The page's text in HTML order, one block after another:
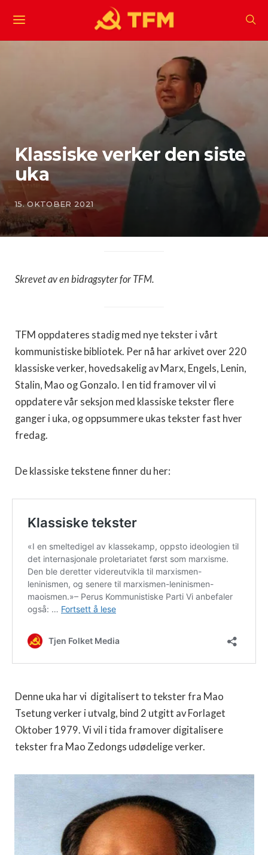
Klassiske verker den siste
uka
15. OKTOBER 2021
Skrevet av en bidragsyter for TFM.
TFM oppdateres stadig med nye tekster i vårt
kommunistiske bibliotek. Per nå har arkivet over 220
klassiske verker, hovedsakelig av Marx, Engels, Lenin,
Stalin, Mao og Gonzalo. I en tid framover vil vi
oppdatere vår seksjon med klassiske tekster flere
ganger i uka, og oppsummere ukas tekster fast hver
fredag.
De klassiske tekstene finner du her:
Denne uka har vi digitalisert to tekster fra Mao
Tsetung verker i utvalg, bind 2 utgitt av Forlaget
Oktober 1979. Vi vil i tida framover digitalisere
tekster fra Mao Zedongs udødelige verker.